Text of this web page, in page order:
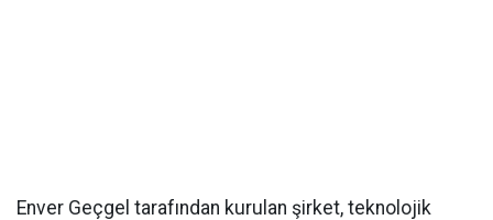
Enver Geçgel tarafından kurulan şirket, teknolojik